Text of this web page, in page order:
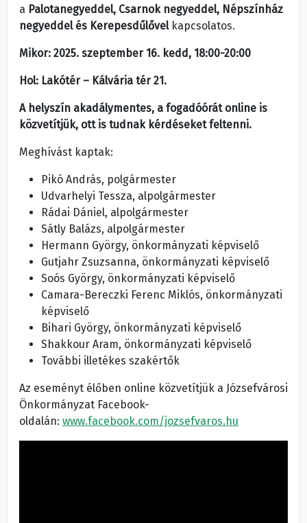
a Palotanegyeddel, Csarnok negyeddel, Népszínház
negyeddel és Kerepesdűlővel kapcsolatos.
Mikor: 2025. szeptember 16. kedd, 18:00-20:00
Hol: Lakótér – Kálvária tér 21.
A helyszín akadálymentes, a fogadóórát online is
közvetítjük, ott is tudnak kérdéseket feltenni.
Meghívást kaptak:
Pikó András, polgármester
Udvarhelyi Tessza, alpolgármester
Rádai Dániel, alpolgármester
Sátly Balázs, alpolgármester
Hermann György, önkormányzati képviselő
Gutjahr Zsuzsanna, önkormányzati képviselő
Soós György, önkormányzati képviselő
Camara-Bereczki Ferenc Miklós, önkormányzati
képviselő
Bihari György, önkormányzati képviselő
Shakkour Aram, önkormányzati képviselő
További illetékes szakértők
Az eseményt élőben online közvetítjük a Józsefvárosi
Önkormányzat Facebook-
oldalán: www.facebook.com/jozsefvaros.hu